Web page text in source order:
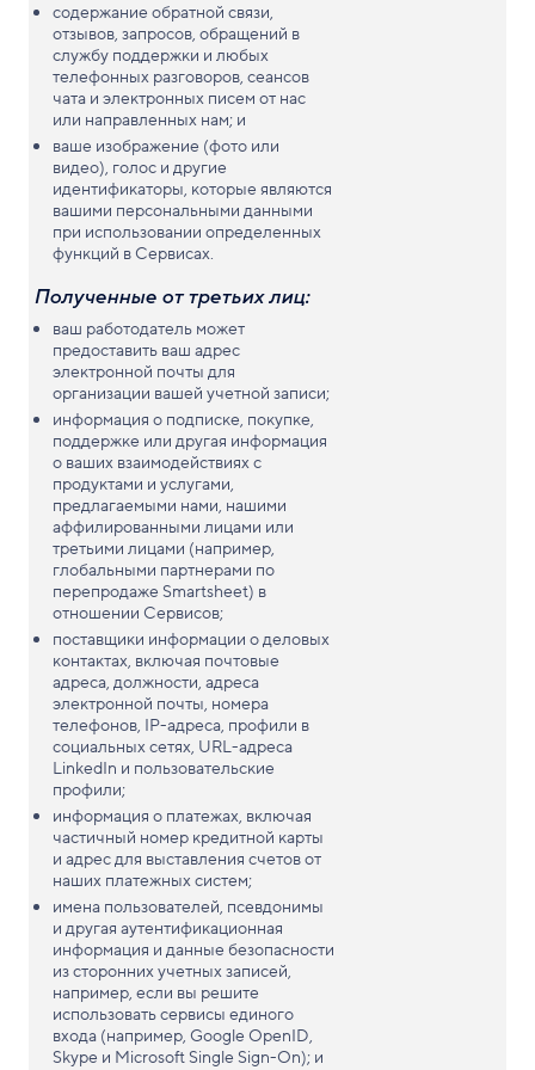
содержание обратной связи,
отзывов, запросов, обращений в
службу поддержки и любых
телефонных разговоров, сеансов
чата и электронных писем от нас
или направленных нам; и
ваше изображение (фото или
видео), голос и другие
идентификаторы, которые являются
вашими персональными данными
при использовании определенных
функций в Сервисах.
Полученные от третьих лиц:
ваш работодатель может
предоставить ваш адрес
электронной почты для
организации вашей учетной записи;
информация о подписке, покупке,
поддержке или другая информация
о ваших взаимодействиях с
продуктами и услугами,
предлагаемыми нами, нашими
аффилированными лицами или
третьими лицами (например,
глобальными партнерами по
перепродаже Smartsheet) в
отношении Сервисов;
поставщики информации о деловых
контактах, включая почтовые
адреса, должности, адреса
электронной почты, номера
телефонов, IP-адреса, профили в
социальных сетях, URL-адреса
LinkedIn и пользовательские
профили;
информация о платежах, включая
частичный номер кредитной карты
и адрес для выставления счетов от
наших платежных систем;
имена пользователей, псевдонимы
и другая аутентификационная
информация и данные безопасности
из сторонних учетных записей,
например, если вы решите
использовать сервисы единого
входа (например, Google OpenID,
Skype и Microsoft Single Sign-On); и